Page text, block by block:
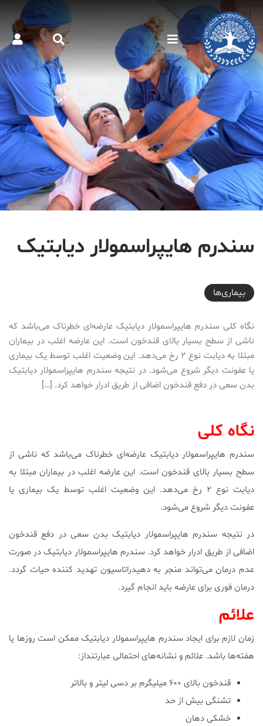
سندرم هایپراسمولار دیابتیک
2019-02-21T15:10:39+03:30
بیماری‌ها
نگاه کلی سندرم هایپراسمولار دیابتیک عارضه‌ای خطرناک می‌باشد که
ناشی از سطح بسیار بالای قندخون است. این عارضه اغلب در بیماران
مبتلا به دیابت نوع ۲ رخ می‌دهد. این وضعیت اغلب توسط یک بیماری
یا عفونت دیگر شروع می‌شود. در نتیجه سندرم هایپراسمولار دیابتیک
بدن سعی در دفع قندخون اضافی از طریق ادرار خواهد کرد. […]
نگاه کلی
سندرم هایپراسمولار دیابتیک عارضه‌ای خطرناک می‌باشد که ناشی از
سطح بسیار بالای قندخون است. این عارضه اغلب در بیماران مبتلا به
دیابت نوع ۲ رخ می‌دهد. این وضعیت اغلب توسط یک بیماری یا
عفونت دیگر شروع می‌شود.
در نتیجه سندرم هایپراسمولار دیابتیک بدن سعی در دفع قندخون
اضافی از طریق ادرار خواهد کرد. سندرم هایپراسمولار دیابتیک در صورت
عدم درمان می‌تواند منجر به دهیدراتاسیون تهدید کننده حیات گردد.
درمان فوری برای عارضه باید انجام گیرد.
علائم
زمان لازم برای ایجاد سندرم هایپراسمولار دیابتیک ممکن است روزها یا
هفته‌ها باشد. علائم و نشانه‌های احتمالی عبارتنداز:
قندخون بالای ۶۰۰ میلیگرم بر دسی لیتر و بالاتر
تشنگی بیش از حد
خشکی دهان